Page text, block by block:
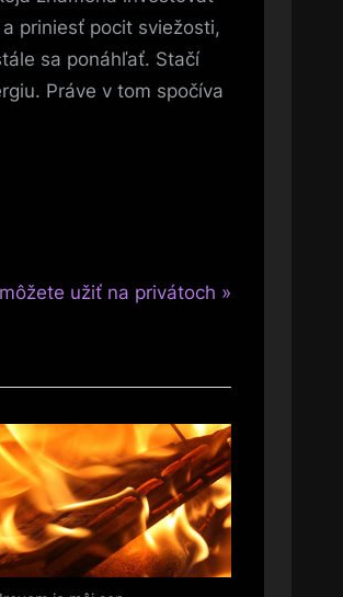
priniesť pocit sviežosti,
sa ponáhľať. Stačí
Práve v tom spočíva
užiť na privátoch